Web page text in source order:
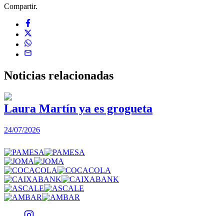
Compartir.
Noticias relacionadas
Laura Martín ya es grogueta
24/07/2026